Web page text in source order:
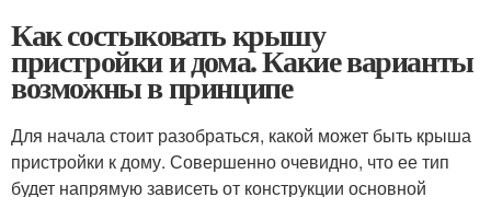
Как состыковать крышу
пристройки и дома. Какие варианты
возможны в принципе
Для начала стоит разобраться, какой может быть крыша
пристройки к дому. Совершенно очевидно, что ее тип
будет напрямую зависеть от конструкции основной